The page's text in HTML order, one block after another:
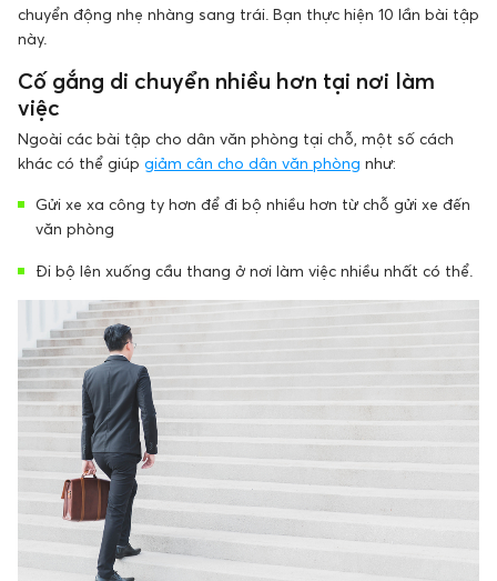
chuyển động nhẹ nhàng sang trái. Bạn thực hiện 10 lần bài tập
này.
Cố gắng di chuyển nhiều hơn tại nơi làm
việc
Ngoài các bài tập cho dân văn phòng tại chỗ, một số cách
khác có thể giúp giảm cân cho dân văn phòng như:
Gửi xe xa công ty hơn để đi bộ nhiều hơn từ chỗ gửi xe đến
văn phòng
Đi bộ lên xuống cầu thang ở nơi làm việc nhiều nhất có thể.